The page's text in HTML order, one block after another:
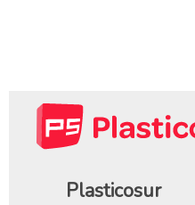
Plasticosur